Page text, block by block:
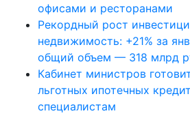
офисами и ресторанами
Рекордный рост
недвижимость: +21% за
общий объем — 318 млрд
Кабинет министров
льготных ипотечных
специалистам